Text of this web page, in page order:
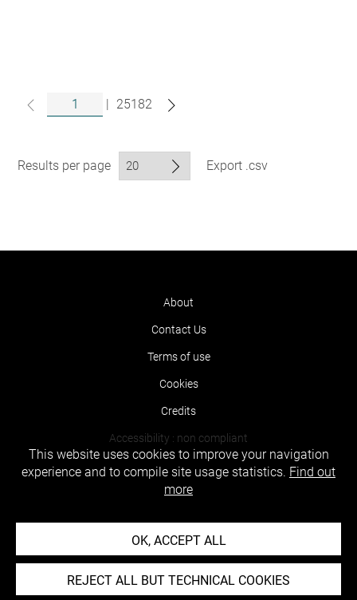
| 25182
Results per page Export .csv
About
Contact Us
Terms of use
Cookies
Credits
Accessibility : non compliant
This website uses cookies to improve your navigation
experience and to compile site usage statistics. Find out
more
OK, ACCEPT ALL
REJECT ALL BUT TECHNICAL COOKIES